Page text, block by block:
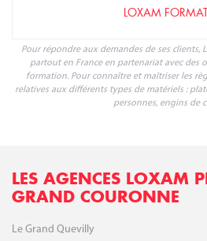
LOXAM
Pour répondre aux demandes de ses clients,
partout en France en partenariat avec des
formation. Pour connaître et maîtriser les
relatives aux différents types de matériels :
personnes, engins de
LES AGENCES LOXAM
GRAND COURONNE
Le Grand Quevilly